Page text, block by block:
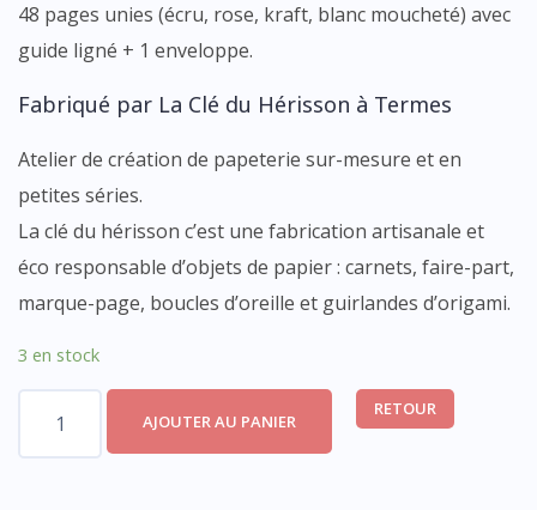
48 pages unies (écru, rose, kraft, blanc moucheté) avec
guide ligné + 1 enveloppe.
Fabriqué par La Clé du Hérisson à Termes
Atelier de création de papeterie sur-mesure et en
petites séries.
La clé du hérisson c’est une fabrication artisanale et
éco responsable d’objets de papier : carnets, faire-part,
marque-page, boucles d’oreille et guirlandes d’origami.
3 en stock
AJOUTER AU PANIER
RETOUR